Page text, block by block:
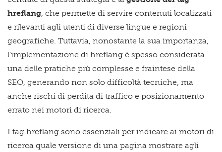
hreflang , che permette di servire contenuti localizzati
e rilevanti agli utenti di diverse lingue e regioni
geografiche. Tuttavia, nonostante la sua importanza,
l'implementazione di hreflang è spesso considerata
una delle pratiche più complesse e fraintese della
SEO, generando non solo difficoltà tecniche, ma
anche rischi di perdita di traffico e posizionamento
errato nei motori di ricerca.
I tag hreflang sono essenziali per indicare ai motori di
ricerca quale versione di una pagina mostrare agli